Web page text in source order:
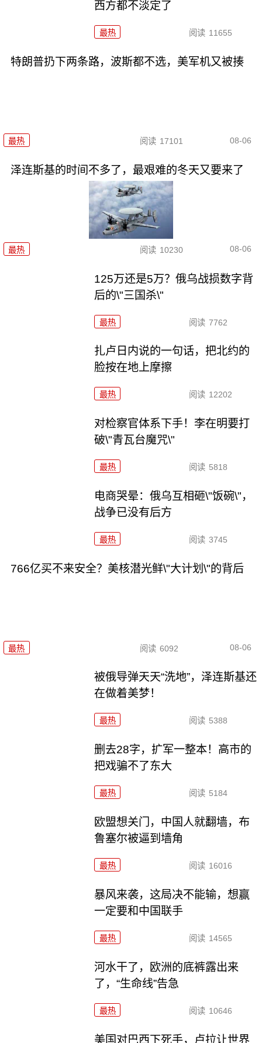
西方都不淡定了
最热 阅读 11655
特朗普扔下两条路，波斯都不选，美军机又被揍
最热 阅读 17101 08-06
泽连斯基的时间不多了，最艰难的冬天又要来了
最热 阅读 10230 08-06
125万还是5万？俄乌战损数字背
后的\"三国杀\"
最热 阅读 7762
扎卢日内说的一句话，把北约的
脸按在地上摩擦
最热 阅读 12202
对检察官体系下手！李在明要打
破\"青瓦台魔咒\"
最热 阅读 5818
电商哭晕：俄乌互相砸\"饭碗\"，
战争已没有后方
最热 阅读 3745
766亿买不来安全？美核潜光鲜\"大计划\"的背后
最热 阅读 6092 08-06
被俄导弹天天“洗地”，泽连斯基还
在做着美梦！
最热 阅读 5388
删去28字，扩军一整本！高市的
把戏骗不了东大
最热 阅读 5184
欧盟想关门，中国人就翻墙，布
鲁塞尔被逼到墙角
最热 阅读 16016
暴风来袭，这局决不能输，想赢
一定要和中国联手
最热 阅读 14565
河水干了，欧洲的底裤露出来
了，“生命线”告急
最热 阅读 10646
美国对巴西下死手，卢拉让世界